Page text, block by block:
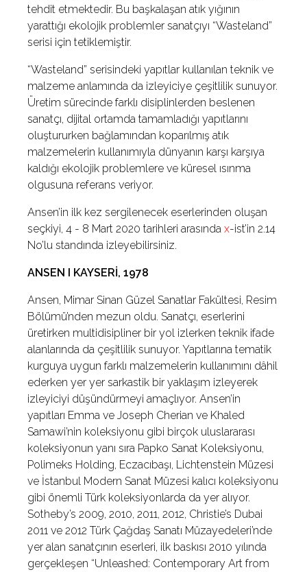
tehdit etmektedir. Bu başkalaşan atık yığının
yarattığı ekolojik problemler sanatçıyı “Wasteland”
serisi için tetiklemiştir.
“Wasteland” serisindeki yapıtlar kullanılan teknik ve
malzeme anlamında da izleyiciye çeşitlilik sunuyor.
Üretim sürecinde farklı disiplinlerden beslenen
sanatçı, dijital ortamda tamamladığı yapıtlarını
oluştururken bağlamından koparılmış atık
malzemelerin kullanımıyla dünyanın karşı karşıya
kaldığı ekolojik problemlere ve küresel ısınma
olgusuna referans veriyor.
Ansen’in ilk kez sergilenecek eserlerinden oluşan
seçkiyi, 4 - 8 Mart 2020 tarihleri arasında x-ist’in 2.14
No’lu standında izleyebilirsiniz.
ANSEN I KAYSERİ, 1978
Ansen, Mimar Sinan Güzel Sanatlar Fakültesi, Resim
Bölümü’nden mezun oldu. Sanatçı, eserlerini
üretirken multidisipliner bir yol izlerken teknik ifade
alanlarında da çeşitlilik sunuyor. Yapıtlarına tematik
kurguya uygun farklı malzemelerin kullanımını dâhil
ederken yer yer sarkastik bir yaklaşım izleyerek
izleyiciyi düşündürmeyi amaçlıyor. Ansen’in
yapıtları Emma ve Joseph Cherian ve Khaled
Samawi’nin koleksiyonu gibi birçok uluslararası
koleksiyonun yanı sıra Papko Sanat Koleksiyonu,
Polimeks Holding, Eczacıbaşı, Lichtenstein Müzesi
ve İstanbul Modern Sanat Müzesi kalıcı koleksiyonu
gibi önemli Türk koleksiyonlarda da yer alıyor.
Sotheby’s 2009, 2010, 2011, 2012, Christie’s Dubai
2011 ve 2012 Türk Çağdaş Sanatı Müzayedeleri’nde
yer alan sanatçının eserleri, ilk baskısı 2010 yılında
gerçekleşen “Unleashed: Contemporary Art from